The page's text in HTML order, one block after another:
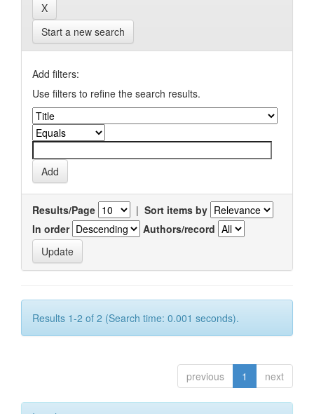
Start a new search
Add filters:
Use filters to refine the search results.
Results/Page | Sort items by
In order
Authors/record
Results 1-2 of 2 (Search time: 0.001 seconds).
previous 1 next